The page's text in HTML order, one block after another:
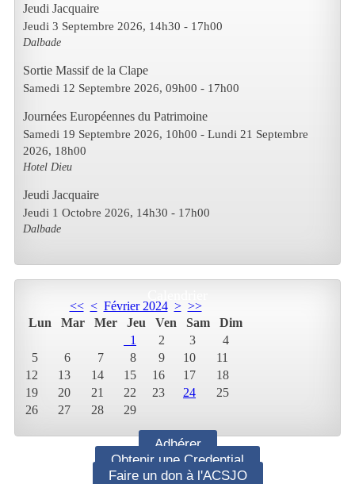
Jeudi Jacquaire
Jeudi 3 Septembre 2026, 14h30 - 17h00
Dalbade
Sortie Massif de la Clape
Samedi 12 Septembre 2026, 09h00 - 17h00
Journées Européennes du Patrimoine
Samedi 19 Septembre 2026, 10h00 - Lundi 21 Septembre
2026, 18h00
Hotel Dieu
Jeudi Jacquaire
Jeudi 1 Octobre 2026, 14h30 - 17h00
Dalbade
<< < Février 2024 > >>
Lun
Mar Mer Jeu Ven Sam
Dim
1
2 3
4
5
6 7 8 9 10
11
12
13 14 15 16 17
18
19
20 21 22 23 24
25
26
27 28 29
Adhérer
Obtenir une Credential
Faire un don à l'ACSJO